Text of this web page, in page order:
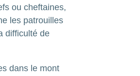
ou cheftaines,
les patrouilles
difficulté de
dans le mont